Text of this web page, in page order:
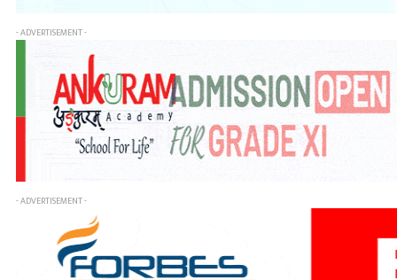
- ADVERTISEMENT -
- ADVERTISEMENT -